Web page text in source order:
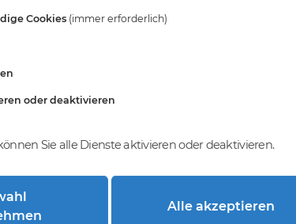
Cookies (immer erforderlich)
oder deaktivieren
Sie alle Dienste aktivieren oder deaktivieren.
Alle akzeptieren